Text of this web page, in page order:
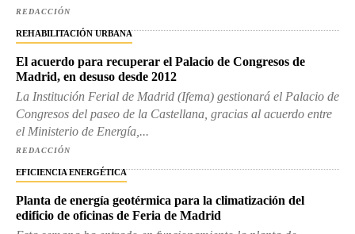
REDACCIÓN
REHABILITACIÓN URBANA
El acuerdo para recuperar el Palacio de Congresos de
Madrid, en desuso desde 2012
La Institución Ferial de Madrid (Ifema) gestionará el Palacio de
Congresos del paseo de la Castellana, gracias al acuerdo entre
el Ministerio de Energía,...
REDACCIÓN
EFICIENCIA ENERGÉTICA
Planta de energía geotérmica para la climatización del
edificio de oficinas de Feria de Madrid